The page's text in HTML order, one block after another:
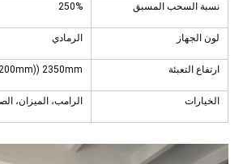
نسبة السحب المسبق 250%
لون الجهاز الرمادي
ارتفاع التعبئة 2350mm ((1800mm/3200mm اختياري)
الخيارات الرامب، الميزان،